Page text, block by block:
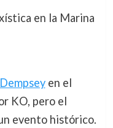
en la Marina
en el
KO, pero el
evento histórico.